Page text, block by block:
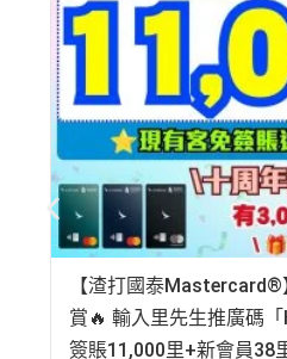
【渣打國泰
賞🔥 輸入里先生推廣碼
簽賬11,000里+新會員38